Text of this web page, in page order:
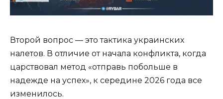
Второй вопрос — это тактика украинских
налетов. В отличие от начала конфликта, когда
царствовал метод «отправь побольше в
надежде на успех», к середине 2026 года все
изменилось.